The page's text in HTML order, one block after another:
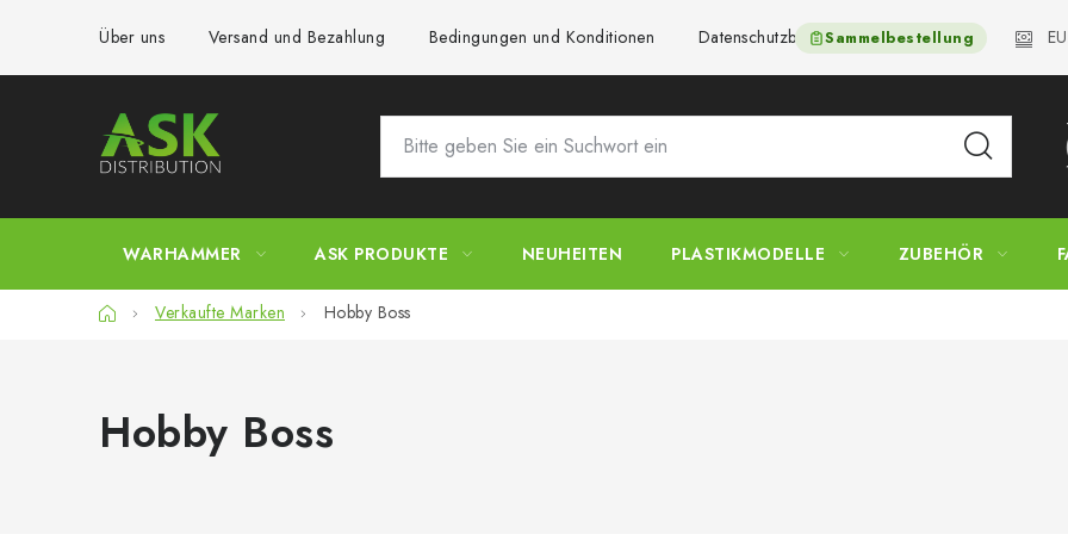
springen
Über uns Versand und Bezahlung Bedingungen und Konditionen DatenschutzbestimmungenSammelbestellung
WARHAMMER ASK PRODUKTE NEUHEITEN PLASTIKMODELLE ZUBEHÖR
StartseiteVerkaufte Marken Hobby Boss
Hobby Boss